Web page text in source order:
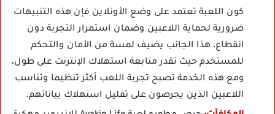
كون اللعبة تعتمد على وضع الأونلاين فإن هذه التنبيهات
ضرورية لحماية اللاعبين وضمان استمرار التجربة دون
انقطاع، هذا الجانب يضيف لمسة من الأمان والتحكم
للمستخدم حيث تقدر متابعة استهلاك الإنترنت على طول،
ومع هذه الخدمة تصبح تجربة اللعب أكثر تنظيما وتناسب
اللاعبين الذين يحرصون على تقليل استهلاك بياناتهم.